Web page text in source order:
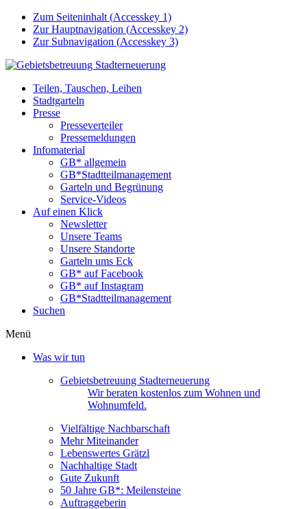
Zum Seiteninhalt (Accesskey 1)
Zur Hauptnavigation (Accesskey 2)
Zur Subnavigation (Accesskey 3)
Teilen, Tauschen, Leihen
Stadtgarteln
Presse
Presseverteiler
Pressemeldungen
Infomaterial
GB* allgemein
GB*Stadtteilmanagement
Garteln und Begrünung
Service-Videos
Auf einen Klick
Newsletter
Unsere Teams
Unsere Standorte
Garteln ums Eck
GB* auf Facebook
GB* auf Instagram
GB*Stadtteilmanagement
Suchen
Menü
Was wir tun
Gebietsbetreuung Stadterneuerung
Wir beraten kostenlos zum Wohnen und
Wohnumfeld.
Vielfältige Nachbarschaft
Mehr Miteinander
Lebenswertes Grätzl
Nachhaltige Stadt
Gute Zukunft
50 Jahre GB*: Meilensteine
Auftraggeberin